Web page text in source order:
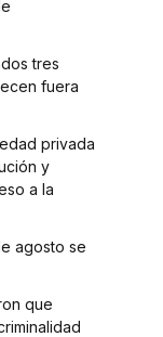
tres
fuera
privada
y
a la
agosto se
que